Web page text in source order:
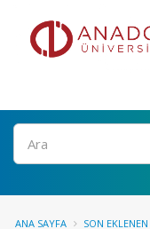
Ara
ANA SAYFA SON